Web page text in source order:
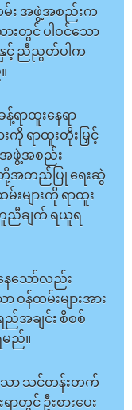
း အဖွဲ့အစည်းက
တွင် ပါဝင်သော
နှင့် ညီညွတ်ပါက
ရာထူးနေရာ
ကို ရာထူးတိုးမြှင့်
အဖွဲ့အစည်း
အတည်ပြု ရေးဆွဲ
းများကို ရာထူး
ညီချက် ရယူရ
နေသော်လည်း
ဝန်ထမ်းများအား
အချင်း စိစစ်
မည်။
ော သင်တန်းတက်
ာတွင် ဦးစားပေး